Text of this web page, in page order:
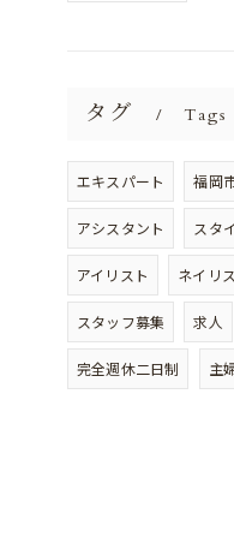
タグ Tags
エキスパート 福岡
アシスタント スタ
アイリスト ネイリ
スタッフ募集 求人
完全週休二日制 主